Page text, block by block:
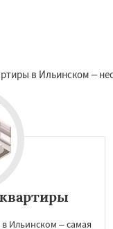
в Ильинском –
Ильинском – самая